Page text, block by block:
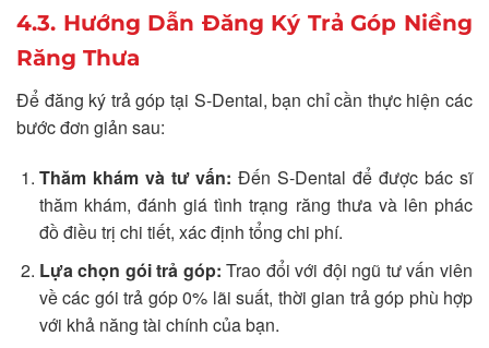
4.3. Hướng Dẫn Đăng Ký Trả Góp Niềng
Răng Thưa
Để đăng ký trả góp tại S-Dental, bạn chỉ cần thực hiện các
bước đơn giản sau:
Thăm khám và tư vấn: Đến S-Dental để được bác sĩ
thăm khám, đánh giá tình trạng răng thưa và lên phác
đồ điều trị chi tiết, xác định tổng chi phí.
Lựa chọn gói trả góp: Trao đổi với đội ngũ tư vấn viên
về các gói trả góp 0% lãi suất, thời gian trả góp phù hợp
với khả năng tài chính của bạn.